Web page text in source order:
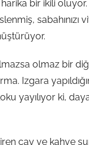
harika bir ikili
sabahınızı
olmaz bir
Izgara
yayılıyor ki,
çay ve kahve